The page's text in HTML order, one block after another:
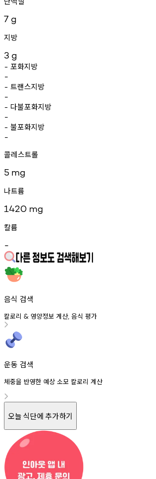
7 g
지방
3 g
- 포화지방
-
- 트랜스지방
-
- 다불포화지방
-
- 불포화지방
-
콜레스트롤
5 mg
나트륨
1420 mg
칼륨
-
음식 검색
칼로리 & 영양정보 계산, 음식 평가
운동 검색
체중을 반영한 예상 소모 칼로리 계산
오늘 식단에 추가하기